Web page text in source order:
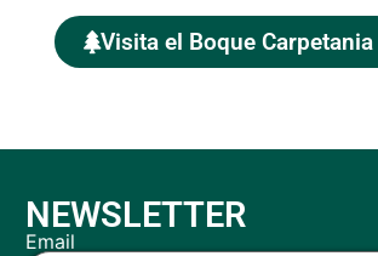
Visita el Boque Carpetania
NEWSLETTER
Email